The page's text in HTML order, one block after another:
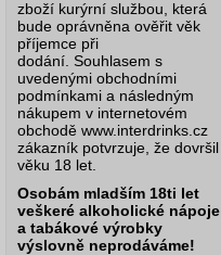
zboží kurýrní službou, která
bude oprávněna ověřit věk
příjemce při
dodání. Souhlasem s
uvedenými obchodními
podmínkami a následným
nákupem v internetovém
obchodě www.interdrinks.cz
zákazník potvrzuje, že dovršil
věku 18 let.
Osobám mladším 18ti let
veškeré alkoholické nápoje
a tabákové výrobky
výslovně neprodáváme!